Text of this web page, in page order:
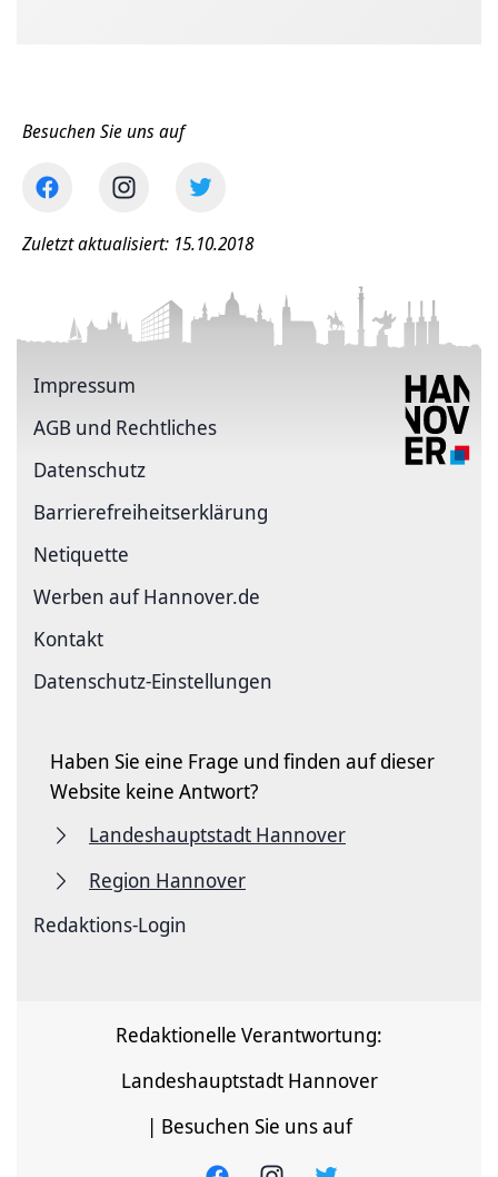
Besuchen Sie uns auf
Zuletzt aktualisiert: 15.10.2018
Impressum
AGB und Rechtliches
Datenschutz
Barriere­freiheits­erklärung
Netiquette
Werben auf Hannover.de
Kontakt
Datenschutz-Einstellungen
Haben Sie eine Frage und finden auf dieser
Website keine Antwort?
Landeshauptstadt Hannover
Region Hannover
Redaktions-Login
Redaktionelle Verantwortung:
Landeshauptstadt Hannover
| Besuchen Sie uns auf